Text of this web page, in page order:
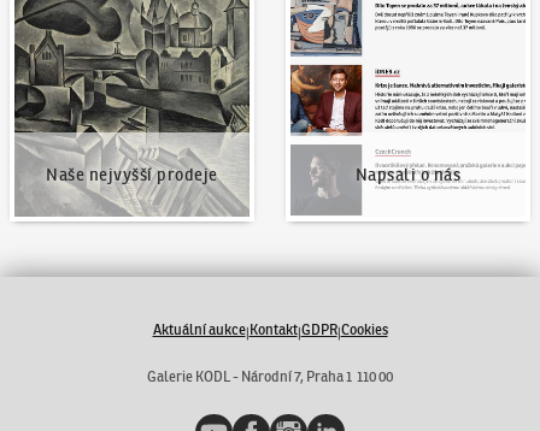
Naše nejvyšší prodeje Napsali o nás
Aktuální aukce|Kontakt|GDPR|Cookies
Galerie KODL - Národní 7, Praha 1 110 00
YouTubeFacebookInstagramLinkedIn